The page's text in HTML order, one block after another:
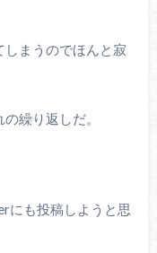
まうのでほんと寂
繰り返しだ。
にも投稿しようと思